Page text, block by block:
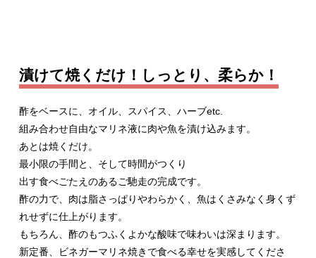
漬けて焼くだけ！しっとり、柔らか！
酢をベースに、オイル、スパイス、ハーブetc.
組み合わせ自由なマリネ液に肉や魚を漬け込みます。
あとは焼くだけ。
最小限の手間と、そして時間がつくり
出す食べごたえのあるご馳走の完成です。
酢の力で、肉は脂さっぱりやわらかく、魚はくさみなく身くず
れせずに仕上がります。
もちろん、酢のもつふくよかな酸味で味わいは深まります。
新定番、ビネガーマリネ焼きで食べる幸せを実感してくださ